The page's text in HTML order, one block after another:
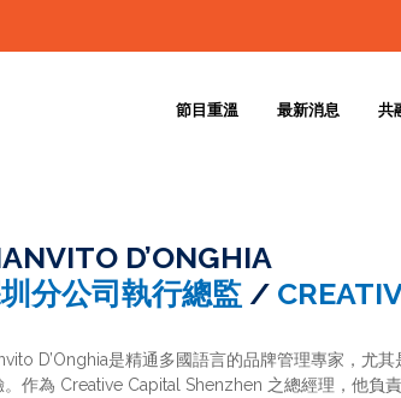
節目重溫 最新消息 共
D’ONGHIA
分公司執行總監 /
D’Onghia是精通多國語言的品牌管理專家，尤
。作為 Creative Capital Shenzhen 之總經理，他負